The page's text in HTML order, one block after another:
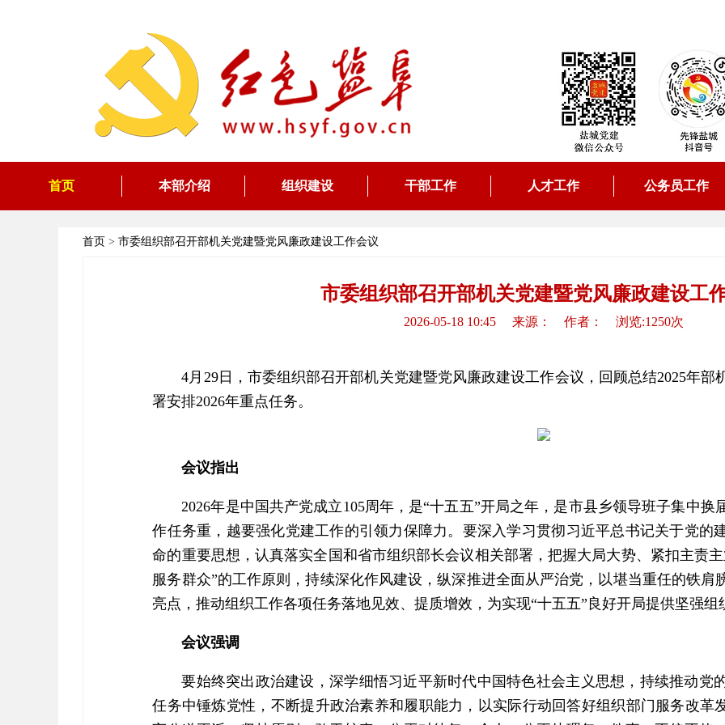
首页 本部介绍 组织建设 干部工作 人才工作 公务员工作
首页 > 市委组织部召开部机关党建暨党风廉政建设工作会议
市委组织部召开部机关党建暨党风廉政建设工
2026-05-18 10:45 来源： 作者： 浏览:1250次
4月29日，市委组织部召开部机关党建暨党风廉政建设工作会议，回顾总结2025年
署安排2026年重点任务。
会议指出
2026年是中国共产党成立105周年，是“十五五”开局之年，是市县乡领导班子集中
作任务重，越要强化党建工作的引领力保障力。要深入学习贯彻习近平总书记关于党的
命的重要思想，认真落实全国和省市组织部长会议相关部署，把握大局大势、紧扣主责
服务群众”的工作原则，持续深化作风建设，纵深推进全面从严治党，以堪当重任的铁肩
亮点，推动组织工作各项任务落地见效、提质增效，为实现“十五五”良好开局提供坚强组
会议强调
要始终突出政治建设，深学细悟习近平新时代中国特色社会主义思想，持续推动党
任务中锤炼党性，不断提升政治素养和履职能力，以实际行动回答好组织部门服务改革